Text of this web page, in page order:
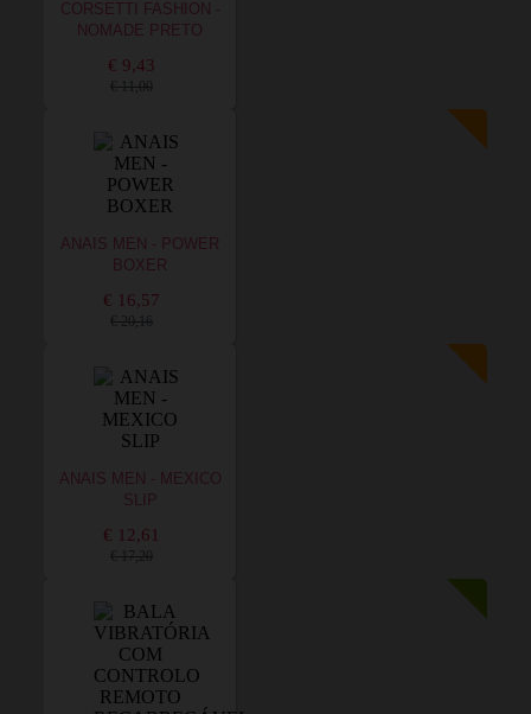
CORSETTI FASHION -
NOMADE PRETO
€ 9,43
€ 11,00
ANAIS MEN - POWER
BOXER
€ 16,57
€ 20,16
ANAIS MEN - MEXICO
SLIP
€ 12,61
€ 17,20